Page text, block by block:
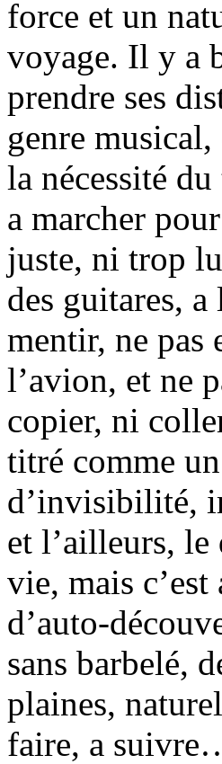
force et un
voyage. Il y a
prendre ses
genre
la nécessité
a marcher
juste, ni trop
des guitares,
mentir, ne pas
l’avion, et ne
copier, ni
titré comme
d’invisibilité,
et l’ailleurs, le
vie, mais
d’auto-
sans barbelé,
plaines,
faire, a